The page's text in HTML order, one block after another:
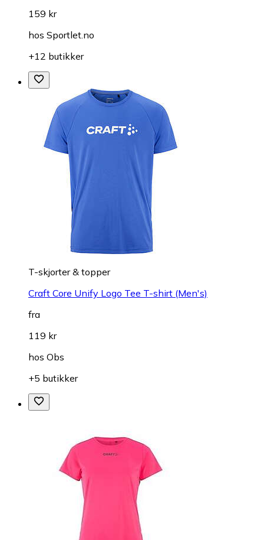
159 kr
hos Sportlet.no
+12 butikker
T-skjorter & topper
Craft Core Unify Logo Tee T-shirt (Men's)
fra
119 kr
hos Obs
+5 butikker